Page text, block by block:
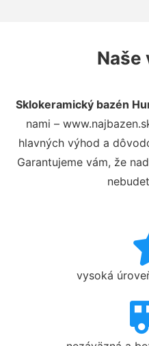
Naše
Sklokeramický bazén
nami –
hlavných výhod a
Garantujeme vám, že
vysoká